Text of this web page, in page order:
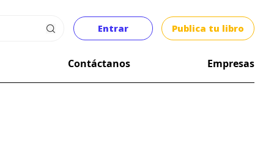
Entrar Publica tu libro
Contáctanos Empresas